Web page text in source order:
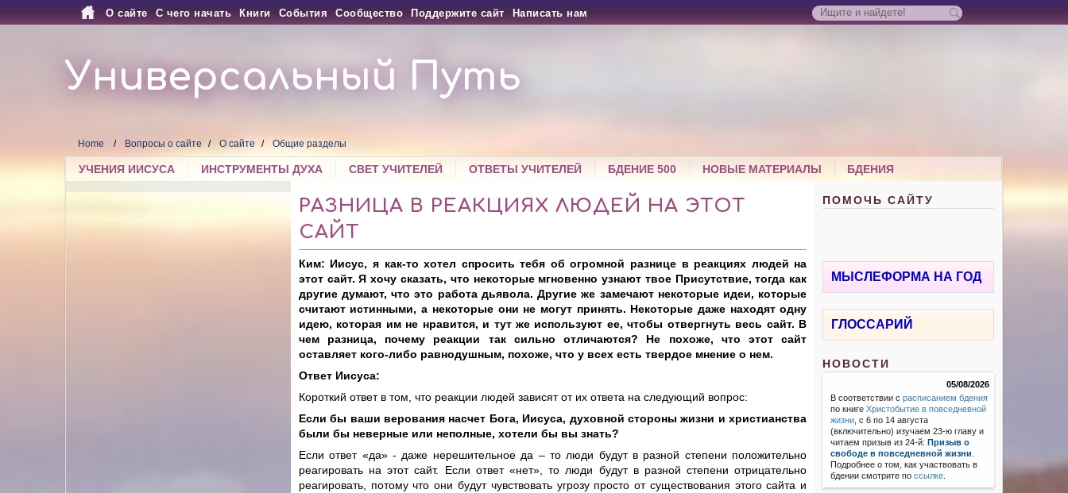
О сайте С чего начать Книги События Сообщество Поддержите сайт Написать нам
Универсальный Путь
Home Вопросы о сайте О сайте Общие разделы
УЧЕНИЯ ИИСУСА ИНСТРУМЕНТЫ ДУХА СВЕТ УЧИТЕЛЕЙ ОТВЕТЫ УЧИТЕЛЕЙ БДЕНИЕ 500 НОВЫЕ МАТЕРИАЛЫ БДЕНИЯ
РАЗНИЦА В РЕАКЦИЯХ ЛЮДЕЙ НА ЭТОТ
САЙТ
Ким: Иисус, я как-то хотел спросить тебя об огромной разнице в реакциях людей на
этот сайт. Я хочу сказать, что некоторые мгновенно узнают твое Присутствие, тогда как
другие думают, что это работа дьявола. Другие же замечают некоторые идеи, которые
считают истинными, а некоторые они не могут принять. Некоторые даже находят одну
идею, которая им не нравится, и тут же используют ее, чтобы отвергнуть весь сайт. В
чем разница, почему реакции так сильно отличаются? Не похоже, что этот сайт
оставляет кого-либо равнодушным, похоже, что у всех есть твердое мнение о нем.
Ответ Иисуса:
Короткий ответ в том, что реакции людей зависят от их ответа на следующий вопрос:
Если бы ваши верования насчет Бога, Иисуса, духовной стороны жизни и христианства
были бы неверные или неполные, хотели бы вы знать?
Если ответ «да» - даже нерешительное да – то люди будут в разной степени положительно
реагировать на этот сайт. Если ответ «нет», то люди будут в разной степени отрицательно
реагировать, потому что они будут чувствовать угрозу просто от существования этого сайта и
ПОМОЧЬ САЙТУ
МЫСЛЕФОРМА НА ГОД
ГЛОССАРИЙ
НОВОСТИ
05/08/2026
В соответствии срасписанием бдения
по книгеХристобытие в повседневной
жизни , с 6 по 14 августа
(включительно) изучаем 23-ю главу и
читаем призыв из 24-й: Призыв о
свободе в повседневной жизни
Подробнее о том, как участвовать в
бдении смотрите поссылке